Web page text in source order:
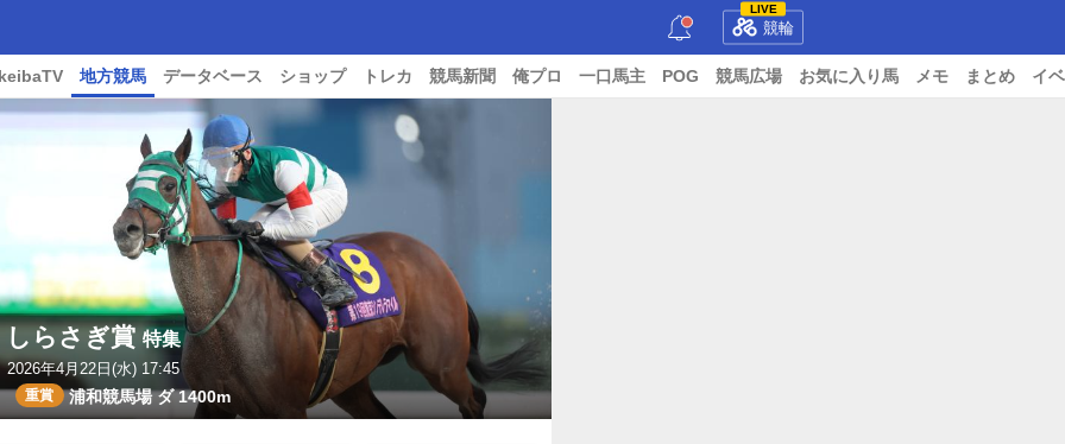
LIVE
競輪
地方競馬 データベース ショップ トレカ 競馬新聞 俺プロ 一口馬主 POG 競馬広場 お気に入り馬 メモ まとめ イ
しらさぎ賞 特集
2026年4月22日(水) 17:45
重賞 浦和競馬場 ダ 1400m